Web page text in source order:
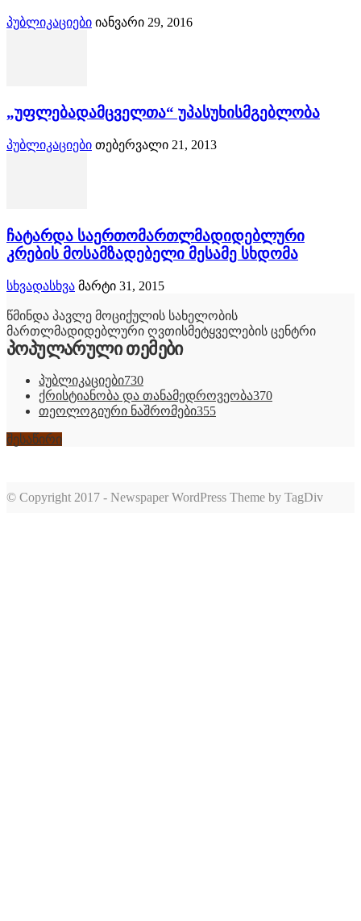
პუბლიკაციები იანვარი 29, 2016
„უფლებადამცველთა“ უპასუხისმგებლობა
პუბლიკაციები თებერვალი 21, 2013
ჩატარდა საერთომართლმადიდებლური
კრების მოსამზადებელი მესამე სხდომა
სხვადასხვა მარტი 31, 2015
წმინდა პავლე მოციქულის სახელობის
მართლმადიდებლური ღვთისმეტყველების ცენტრი
პოპულარული თემები
პუბლიკაციები730
ქრისტიანობა და თანამედროვეობა370
თეოლოგიური ნაშრომები355
შესაწირი
© Copyright 2017 - Newspaper WordPress Theme by TagDiv